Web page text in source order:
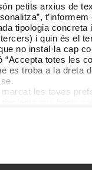
petits arxius de
tipologia concreta
i quin és el
no instal·la cap
“Accepta totes les
es troba a la dreta
les teves
recordar les
hi. Només
reservats
de privadesa Política